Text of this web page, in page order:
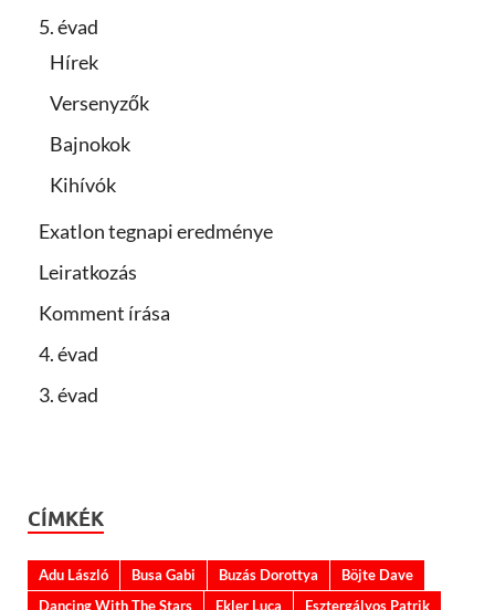
5. évad
Hírek
Versenyzők
Bajnokok
Kihívók
Exatlon tegnapi eredménye
Leiratkozás
Komment írása
4. évad
3. évad
CÍMKÉK
Adu László Busa Gabi Buzás Dorottya
Böjte Dave
Dancing With The Stars
Ekler Luca
Esztergályos Patrik